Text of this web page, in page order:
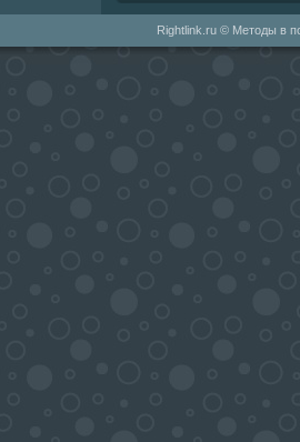
Rightlink.ru © Методы в